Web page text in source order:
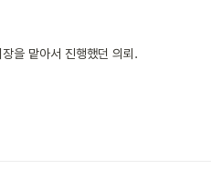
을 맡아서 진행했던 의뢰.